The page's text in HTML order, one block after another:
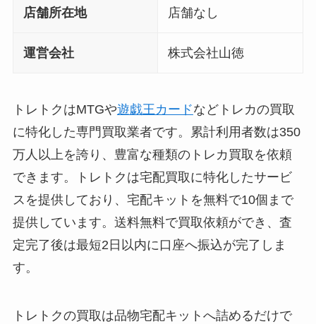
店舗所在地 店舗なし
運営会社 株式会社山徳
トレトクはMTGや遊戯王カードなどトレカの買取
に特化した専門買取業者です。累計利用者数は350
万人以上を誇り、豊富な種類のトレカ買取を依頼
できます。トレトクは宅配買取に特化したサービ
スを提供しており、宅配キットを無料で10個まで
提供しています。送料無料で買取依頼ができ、査
定完了後は最短2日以内に口座へ振込が完了しま
す。
トレトクの買取は品物宅配キットへ詰めるだけで